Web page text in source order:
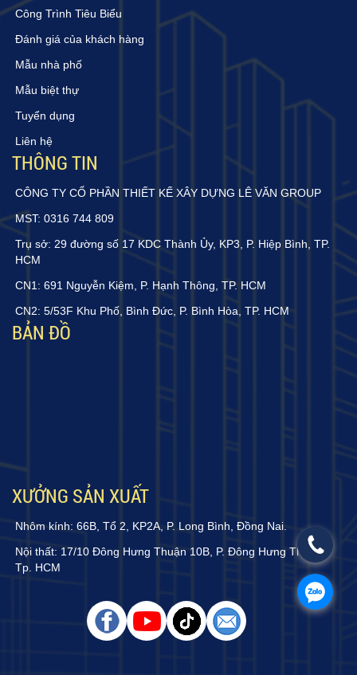
Công Trình Tiêu Biểu
Đánh giá của khách hàng
Mẫu nhà phố
Mẫu biệt thự
Tuyển dụng
Liên hệ
THÔNG TIN
CÔNG TY CỔ PHẦN THIẾT KẾ XÂY DỰNG LÊ VĂN GROUP
MST: 0316 744 809
Trụ sở: 29 đường số 17 KDC Thành Ủy, KP3, P. Hiệp Bình, TP.
HCM
CN1: 691 Nguyễn Kiệm, P. Hạnh Thông, TP. HCM
CN2: 5/53F Khu Phố, Bình Đức, P. Bình Hòa, TP. HCM
BẢN ĐỒ
XƯỞNG SẢN XUẤT
Nhôm kính: 66B, Tổ 2, KP2A, P. Long Bình, Đồng Nai.
Nội thất: 17/10 Đông Hưng Thuận 10B, P. Đông Hưng Thuận,
Tp. HCM